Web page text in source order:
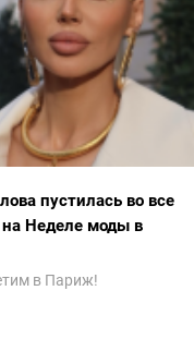
пустилась во все
Неделе моды в
в Париж!